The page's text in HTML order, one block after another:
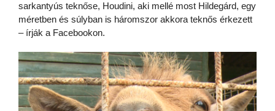
sarkantyús teknőse, Houdini, aki mellé most Hildegárd, egy
méretben és súlyban is háromszor akkora teknős érkezett
– írják a Facebookon.